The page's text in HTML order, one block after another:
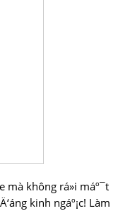
mà không rá»i máº¯t
kinh ngáº¡c! Làm